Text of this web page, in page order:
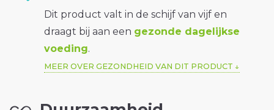
Dit product valt in de schijf van vijf en
draagt bij aan een gezonde dagelijkse
voeding.
MEER OVER GEZONDHEID VAN DIT PRODUCT